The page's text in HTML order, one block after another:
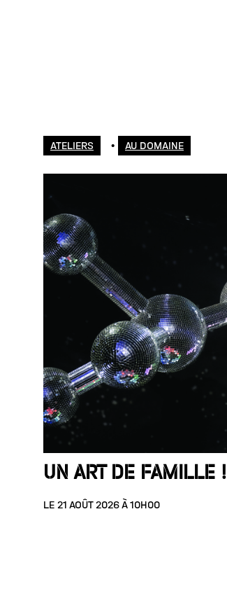
ATELIERS • AU DOMAINE
UN ART DE FAMILLE !
LE 21 AOÛT 2026 À 10H00